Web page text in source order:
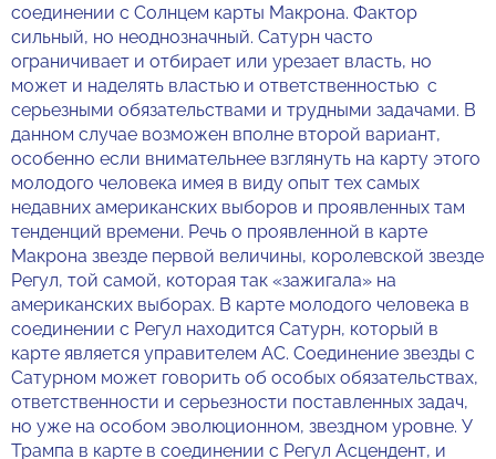
соединении с Солнцем карты Макрона. Фактор
сильный, но неоднозначный. Сатурн часто
ограничивает и отбирает или урезает власть, но
может и наделять властью и ответственностью с
серьезными обязательствами и трудными задачами. В
данном случае возможен вполне второй вариант,
особенно если внимательнее взглянуть на карту этого
молодого человека имея в виду опыт тех самых
недавних американских выборов и проявленных там
тенденций времени. Речь о проявленной в карте
Макрона звезде первой величины, королевской звезде
Регул, той самой, которая так «зажигала» на
американских выборах. В карте молодого человека в
соединении с Регул находится Сатурн, который в
карте является управителем АС. Соединение звезды с
Сатурном может говорить об особых обязательствах,
ответственности и серьезности поставленных задач,
но уже на особом эволюционном, звездном уровне. У
Трампа в карте в соединении с Регул Асцендент, и